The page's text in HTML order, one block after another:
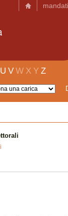
mandati
U V W X Y Z